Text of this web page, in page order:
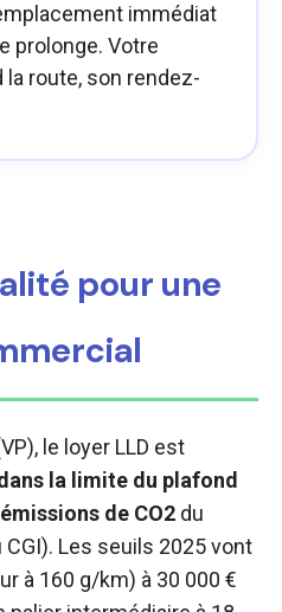
immédiat
prolonge. Votre
route, son rendez-
pour une
le loyer LLD est
la limite du plafond
de CO2 du
Les seuils 2025 vont
à 160 g/km) à 30 000 €